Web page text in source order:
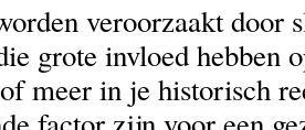
veroorzaakt door
grote invloed hebben
meer in je historisch